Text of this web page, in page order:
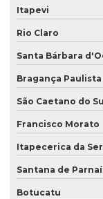
Saco plástico refil
Saco plástico
Saco plastico
Saco plastico
Saco de rafia boca
Saco stand up
Itapevi
Rio Claro
Santa Bárbara
Bragança Paulista
São Caetano do Sul
Francisco Morato
Itapecerica da
Santana de
Botucatu